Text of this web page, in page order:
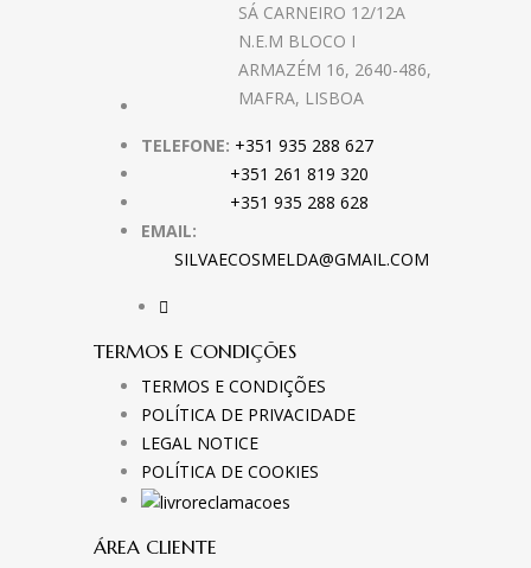
SÁ CARNEIRO 12/12A
N.E.M BLOCO I
ARMAZÉM 16, 2640-486,
MAFRA, LISBOA
TELEFONE: +351 935 288 627
+351 261 819 320
+351 935 288 628
EMAIL:
SILVAECOSMELDA@GMAIL.COM
TERMOS E CONDIÇÕES
TERMOS E CONDIÇÕES
POLÍTICA DE PRIVACIDADE
LEGAL NOTICE
POLÍTICA DE COOKIES
ÁREA CLIENTE